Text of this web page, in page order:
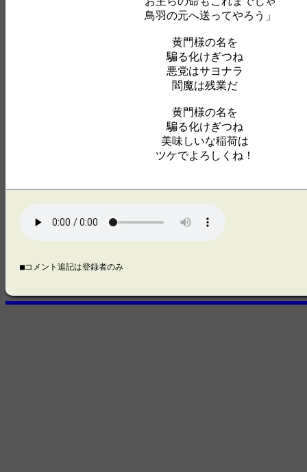
鳥羽の元へ送ってやろう」
黄門様の名を
騙る化けぎつね
悪党はサヨナラ
閻魔は残業だ
黄門様の名を
騙る化けぎつね
美味しいな稲荷は
ツケでよろしくね！
■コメント追記は登録者のみ